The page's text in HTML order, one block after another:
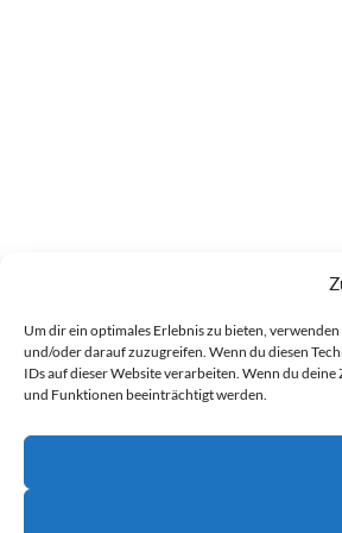
Um dir ein optimales Erlebnis zu bieten,
und/oder darauf zuzugreifen. Wenn du diesen
IDs auf dieser Website verarbeiten. Wenn du
und Funktionen beeinträchtigt werden.